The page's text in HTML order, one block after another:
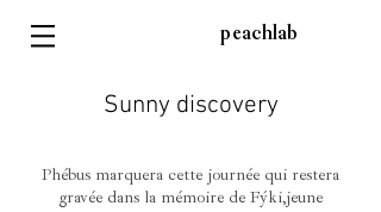
peachlab
Phébus marquera cette journée qui restera
gravée dans la mémoire de Fýki, jeune
Sunny discovery